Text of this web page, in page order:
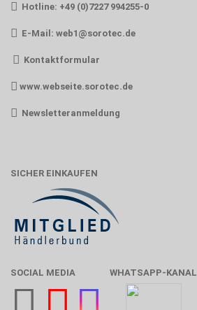
Hotline: +49 (0)7227 994255-0
E-Mail: web1@sorotec.de
Kontaktformular
www.webseite.sorotec.de
Newsletteranmeldung
SICHER EINKAUFEN
SOCIAL MEDIA WHATSAPP-KANAL